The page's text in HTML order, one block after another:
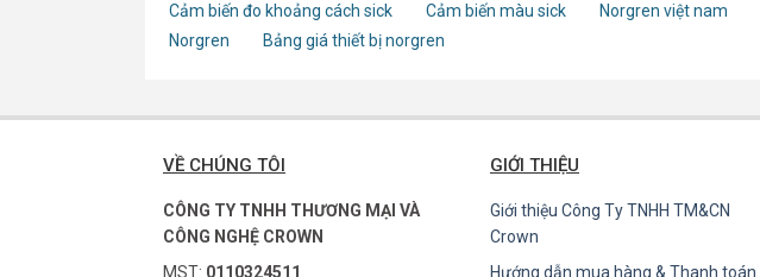
Cảm biến đo khoảng cách sick
Cảm biến màu sick Norgren việt nam
Norgren
Bảng giá thiết bị norgren
VỀ CHÚNG TÔI
CÔNG TY TNHH THƯƠNG MẠI VÀ
CÔNG NGHỆ CROWN
MST: 0110324511
GIỚI THIỆU
Giới thiệu Công Ty TNHH TM&CN
Crown
Hướng dẫn mua hàng & Thanh toán